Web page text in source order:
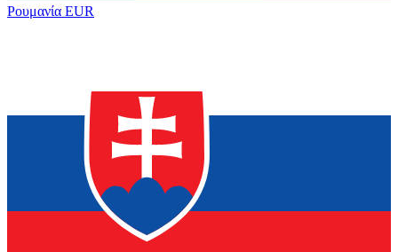
Ρουμανία EUR